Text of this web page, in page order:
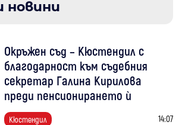
новини
Окръжен съд – Кюстендил с
благодарност към съдебния
секретар Галина Кирилова
преди пенсионирането ѝ
Кюстендил 14:07